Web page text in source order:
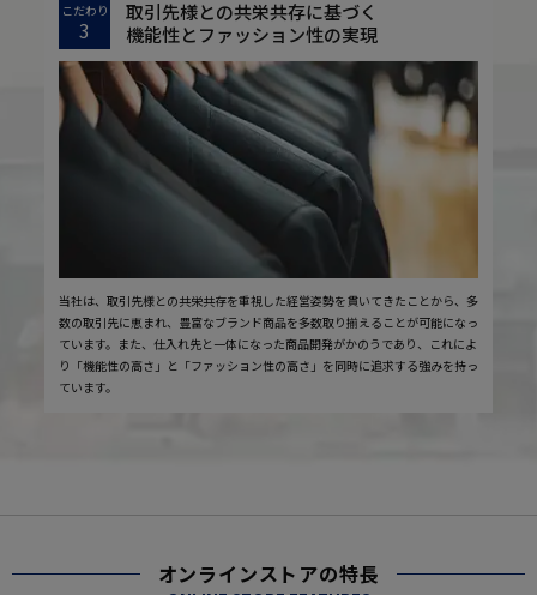
こだわり
3
取引先様との共栄共存に基づく
機能性とファッション性の実現
当社は、取引先様との共栄共存を重視した経営姿勢を貫いてきたことから、多
数の取引先に恵まれ、豊富なブランド商品を多数取り揃えることが可能になっ
ています。また、仕入れ先と一体になった商品開発がかのうであり、これによ
り「機能性の高さ」と「ファッション性の高さ」を同時に追求する強みを持っ
ています。
オンラインストアの特長